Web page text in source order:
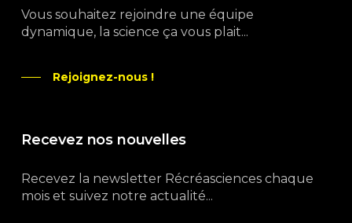
Vous souhaitez rejoindre une équipe
dynamique, la science ça vous plait...
Rejoignez-nous !
Recevez nos nouvelles
Recevez la newsletter Récréasciences chaque
mois et suivez notre actualité...